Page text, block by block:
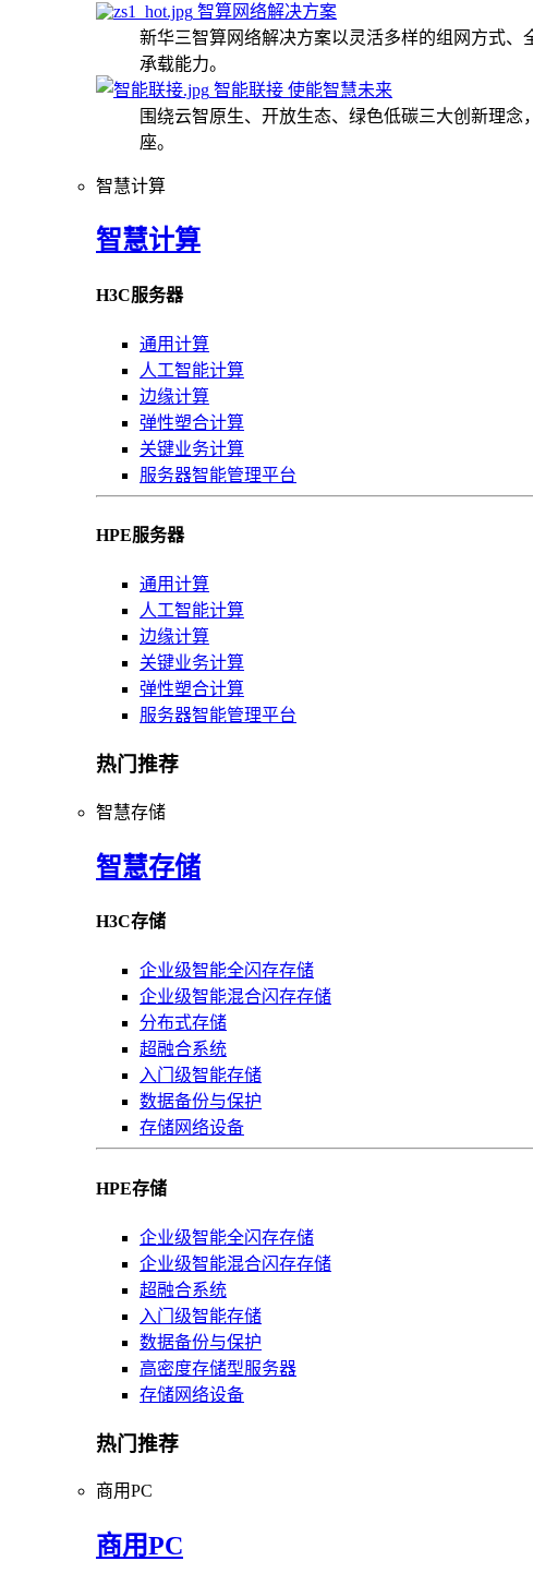
智算网络解决方案
新华三智算网络解决方案以灵活多样的组网方式
承载能力。
智能联接 使能智慧未来
围绕云智原生、开放生态、绿色低碳三大创新理
座。
智慧计算
智慧计算
H3C服务器
通用计算
人工智能计算
边缘计算
弹性塑合计算
关键业务计算
服务器智能管理平台
HPE服务器
通用计算
人工智能计算
边缘计算
关键业务计算
弹性塑合计算
服务器智能管理平台
热门推荐
智慧存储
智慧存储
H3C存储
企业级智能全闪存存储
企业级智能混合闪存存储
分布式存储
超融合系统
入门级智能存储
数据备份与保护
存储网络设备
HPE存储
企业级智能全闪存存储
企业级智能混合闪存存储
超融合系统
入门级智能存储
数据备份与保护
高密度存储型服务器
存储网络设备
热门推荐
商用PC
商用PC